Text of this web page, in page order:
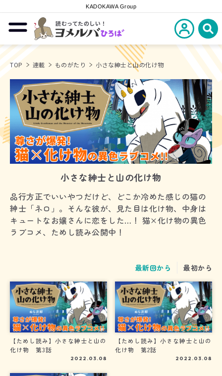
KADOKAWA Group
メニューを開閉する
読むってたのしい！
ヨメルバひろば
新規会員登
検
TOP 連載 ものがたり 小さな紳士と山の化け物
小さな紳士と山の化け物
品行方正でいいやつだけど、どこか冷めた感じの猫の
紳士「ネロ」。そんな彼が、見た目は化け物、中身は
キュートなお嬢さんに恋をした…！ 猫×化け物の異色
ラブコメ、ためし読み公開中！
最新回から 最初から
【ためし読み】小さな紳士と山の
化け物 第3話
2022.03.08
【ためし読み】小さな紳士と山の
化け物 第2話
2022.03.08